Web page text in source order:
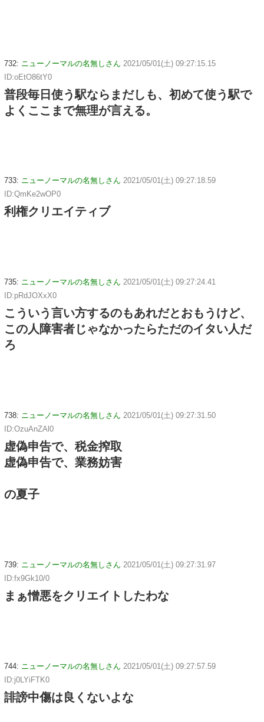
732: ニューノーマルの名無しさん 2021/05/01(土) 09:27:15.15
ID:oEtO86tY0
普段毎日使う駅ならまだしも、初めて使う駅で
よくここまで無理が言える。
733: ニューノーマルの名無しさん 2021/05/01(土) 09:27:18.59
ID:QmKe2wOP0
利権クリエイティブ
735: ニューノーマルの名無しさん 2021/05/01(土) 09:27:24.41
ID:pRdJOXxX0
こういう言い方するのもあれだとおもうけど、
この人障害者じゃなかったらただのイタい人だ
ろ
738: ニューノーマルの名無しさん 2021/05/01(土) 09:27:31.50
ID:OzuAnZAl0
虚偽申告で、税金搾取
虚偽申告で、業務妨害
の夏子
739: ニューノーマルの名無しさん 2021/05/01(土) 09:27:31.97
ID:fx9Gk10/0
まぁ憎悪をクリエイトしたわな
744: ニューノーマルの名無しさん 2021/05/01(土) 09:27:57.59
ID:j0LYiFTK0
誹謗中傷は良くないよな